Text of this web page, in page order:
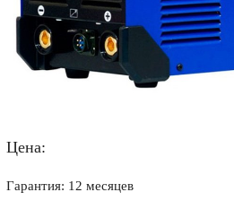
Цена:
Гарантия: 12 месяцев